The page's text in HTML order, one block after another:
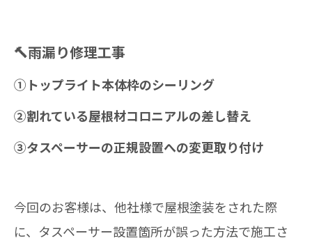
🔨雨漏り修理工事
①トップライト本体枠のシーリング
②割れている屋根材コロニアルの差し替え
③タスペーサーの正規設置への変更取り付け
今回のお客様は、他社様で屋根塗装をされた際
に、タスペーサー設置箇所が誤った方法で施工さ